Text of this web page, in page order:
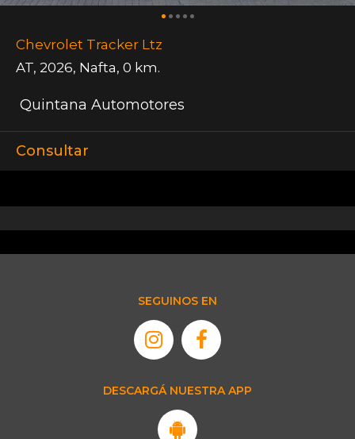
Chevrolet Tracker Ltz
AT, 2026, Nafta, 0 km.
Quintana Automotores
Consultar
SEGUINOS EN
DESCARGÁ NUESTRA APP